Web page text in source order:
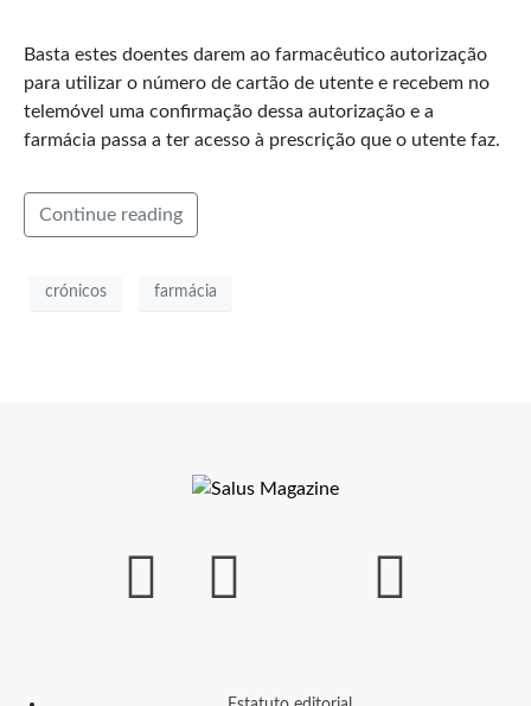
Basta estes doentes darem ao farmacêutico autorização
para utilizar o número de cartão de utente e recebem no
telemóvel uma confirmação dessa autorização e a
farmácia passa a ter acesso à prescrição que o utente faz.
Continue reading
crónicos farmácia